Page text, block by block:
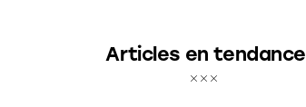
Articles en tendance